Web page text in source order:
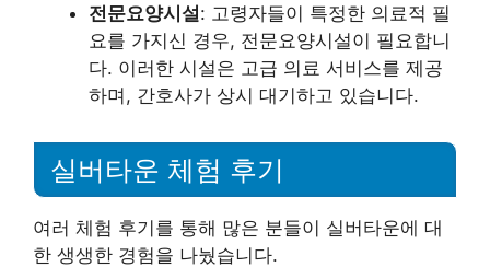
전문요양시설: 고령자들이 특정한 의료적 필
요를 가지신 경우, 전문요양시설이 필요합니
다. 이러한 시설은 고급 의료 서비스를 제공
하며, 간호사가 상시 대기하고 있습니다.
실버타운 체험 후기
여러 체험 후기를 통해 많은 분들이 실버타운에 대
한 생생한 경험을 나눴습니다.